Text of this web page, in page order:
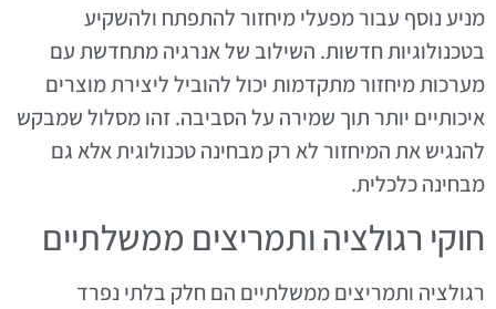
מניע נוסף עבור מפעלי מיחזור להתפתח ולהשקיע
בטכנולוגיות חדשות. השילוב של אנרגיה מתחדשת עם
מערכות מיחזור מתקדמות יכול להוביל ליצירת מוצרים
איכותיים יותר תוך שמירה על הסביבה. זהו מסלול שמבקש
להנגיש את המיחזור לא רק מבחינה טכנולוגית אלא גם
מבחינה כלכלית.
חוקי רגולציה ותמריצים ממשלתיים
רגולציה ותמריצים ממשלתיים הם חלק בלתי נפרד